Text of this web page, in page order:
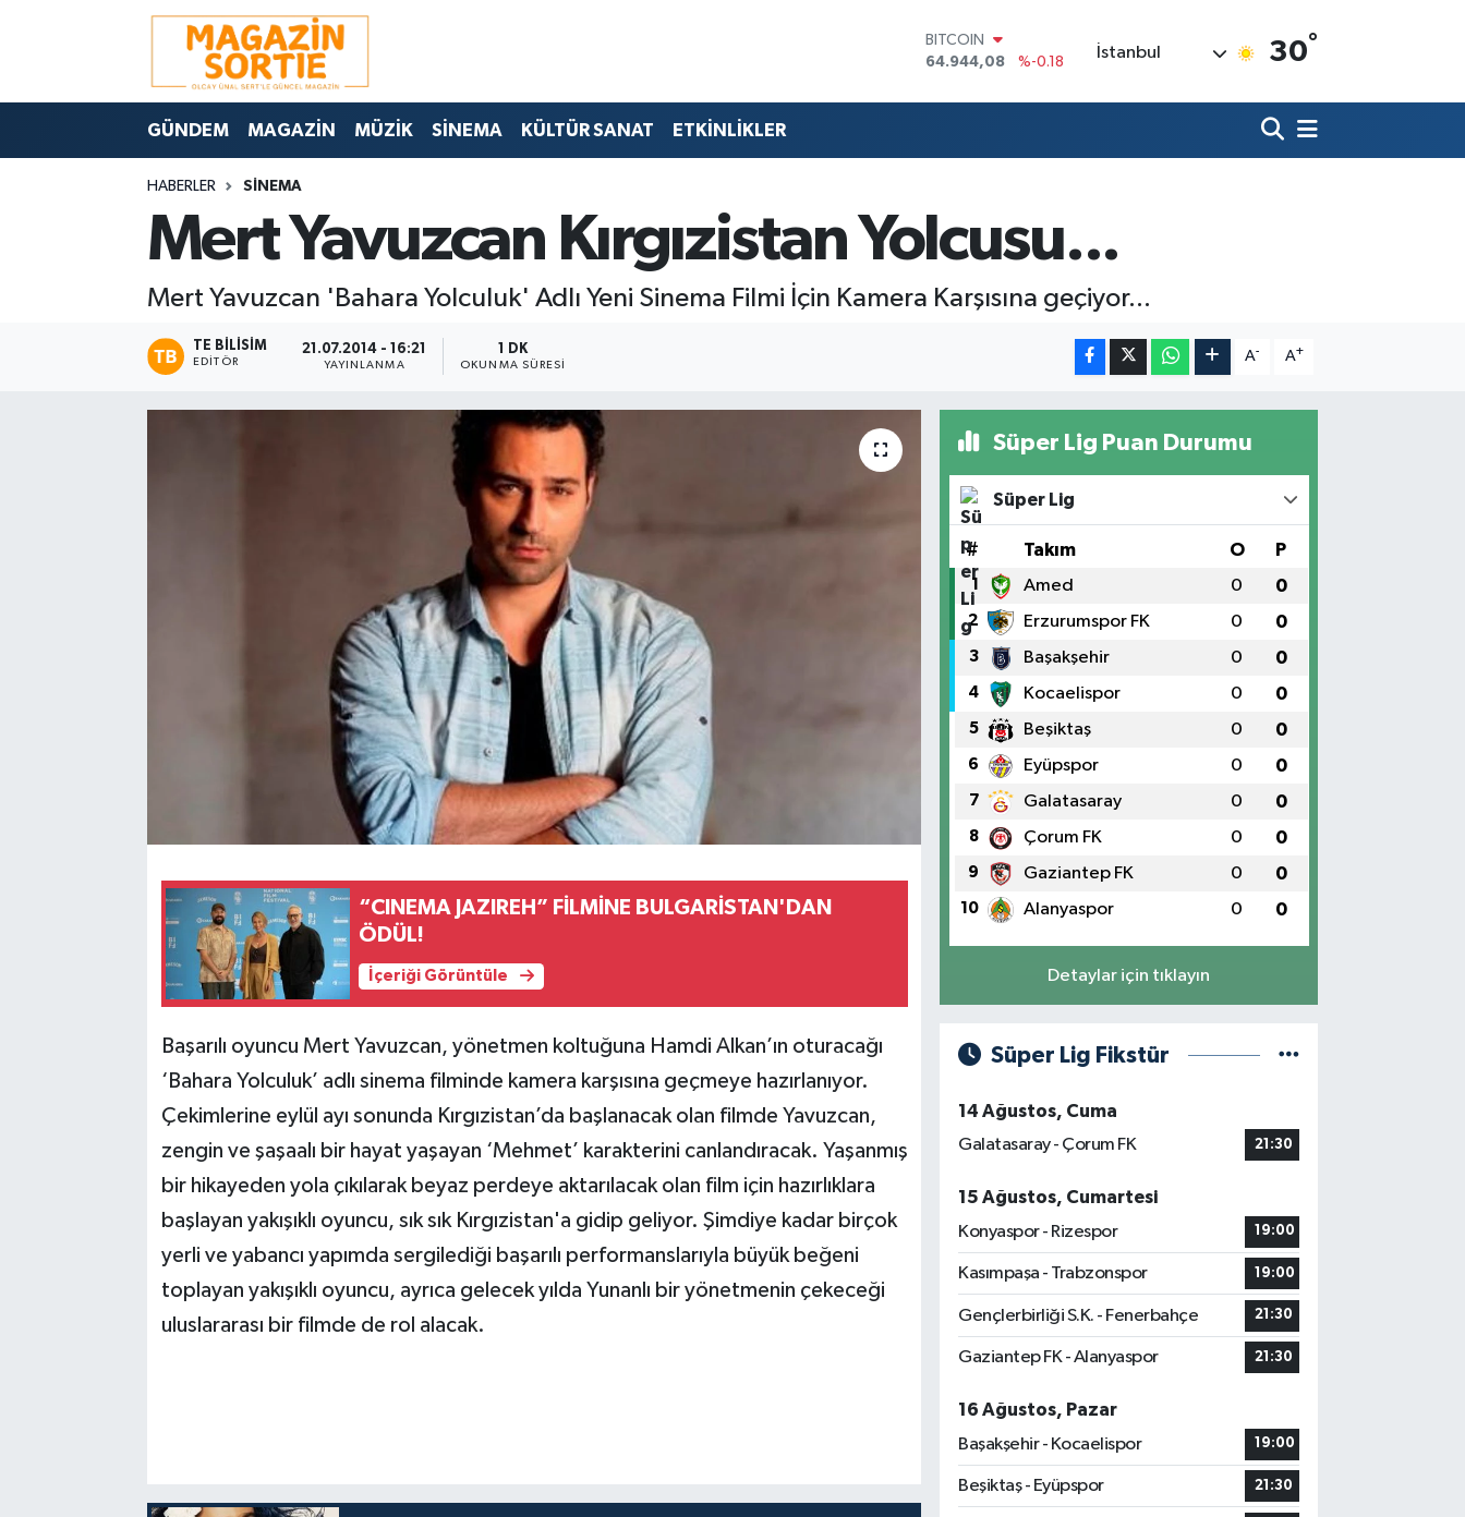
DOLAR
47,7436
%0.18
55,2510
%0.32
BİST100
13.779
%-14
BITCOIN
İstanbul 30°
GÜNDEM MAGAZİN MÜZİK SİNEMA KÜLTÜR SANAT ETKİNLİKLER
HABERLER SİNEMA
Mert Yavuzcan Kırgızistan Yolcusu...
Mert Yavuzcan 'Bahara Yolculuk' Adlı Yeni Sinema Filmi İçin Kamera Karşısına geçiyor...
TE BILISIM
EDITÖR
21.07.2014 - 16:21
YAYINLANMA
1 DK
OKUNMA SÜRESI
A- A+
“CINEMA JAZIREH” FİLMİNE BULGARİSTAN'DAN
ÖDÜL!
İçeriği Görüntüle
Başarılı oyuncu Mert Yavuzcan, yönetmen koltuğuna Hamdi Alkan’ın oturacağı
‘Bahara Yolculuk’ adlı sinema filminde kamera karşısına geçmeye hazırlanıyor.
Çekimlerine eylül ayı sonunda Kırgızistan’da başlanacak olan filmde Yavuzcan,
zengin ve şaşaalı bir hayat yaşayan ‘Mehmet’ karakterini canlandıracak. Yaşanmış
bir hikayeden yola çıkılarak beyaz perdeye aktarılacak olan film için hazırlıklara
başlayan yakışıklı oyuncu, sık sık Kırgızistan'a gidip geliyor. Şimdiye kadar birçok
yerli ve yabancı yapımda sergilediği başarılı performanslarıyla büyük beğeni
toplayan yakışıklı oyuncu, ayrıca gelecek yılda Yunanlı bir yönetmenin çekeceği
uluslararası bir filmde de rol alacak.
Süper Lig Puan Durumu
Süper Lig
# Takım O P
1 Amed 0 0
2 Erzurumspor FK 0 0
3 Başakşehir 0 0
4 Kocaelispor 0 0
5 Beşiktaş 0 0
6 Eyüpspor 0 0
7 Galatasaray 0 0
8 Çorum FK 0 0
9 Gaziantep FK 0 0
10 Alanyaspor 0 0
Detaylar için tıklayın
Süper Lig Fikstür
14 Ağustos, Cuma
Galatasaray - Çorum FK
21:30
15 Ağustos, Cumartesi
Konyaspor - Rizespor
19:00
Kasımpaşa - Trabzonspor 19:00
Gençlerbirliği S.K. - Fenerbahçe 21:30
Gaziantep FK - Alanyaspor 21:30
16 Ağustos, Pazar
Başakşehir - Kocaelispor
19:00
Beşiktaş - Eyüpspor 21:30
Nöbetçi Eczaneler
Hava Durumu
Trafik Durumu
Süper Lig Puan Durumu ve Fikstür
Tüm Manşetler
Son Dakika Haberleri
Haber Arşivi